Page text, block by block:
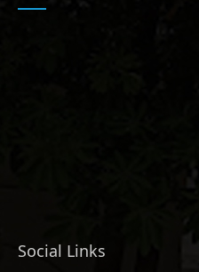
Social Links